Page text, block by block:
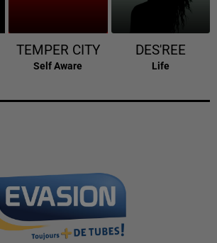
TEMPER CITY
Self Aware
DES'REE
Life